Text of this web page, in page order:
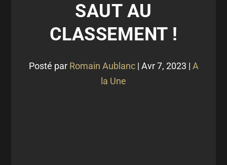
SAUT AU
CLASSEMENT !
Posté par Romain Aublanc| Avr 7, 2023 | A
la Une